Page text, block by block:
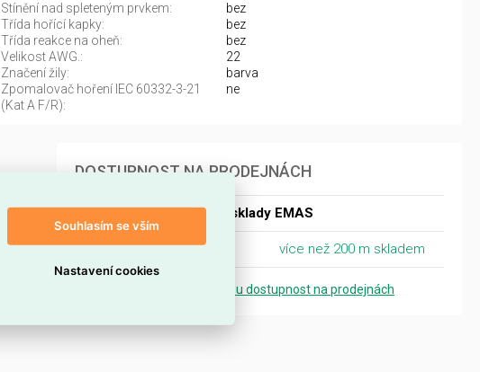
Stínění nad spleteným prvkem:
bez
Třída hořící kapky:
bez
Třída reakce na oheň:
bez
Velikost AWG.:
22
Značení žily:
barva
Zpomalovač hoření IEC 60332-3-21
(Kat A F/R):
ne
DOSTUPNOST NA PRODEJNÁCH
Dostupnost centrální sklady EMAS
Centrální sklad Ostrava více než 200 m skladem
Zobrazit přesnou dostupnost na prodejnách
Souhlasím se vším
Nastavení cookies